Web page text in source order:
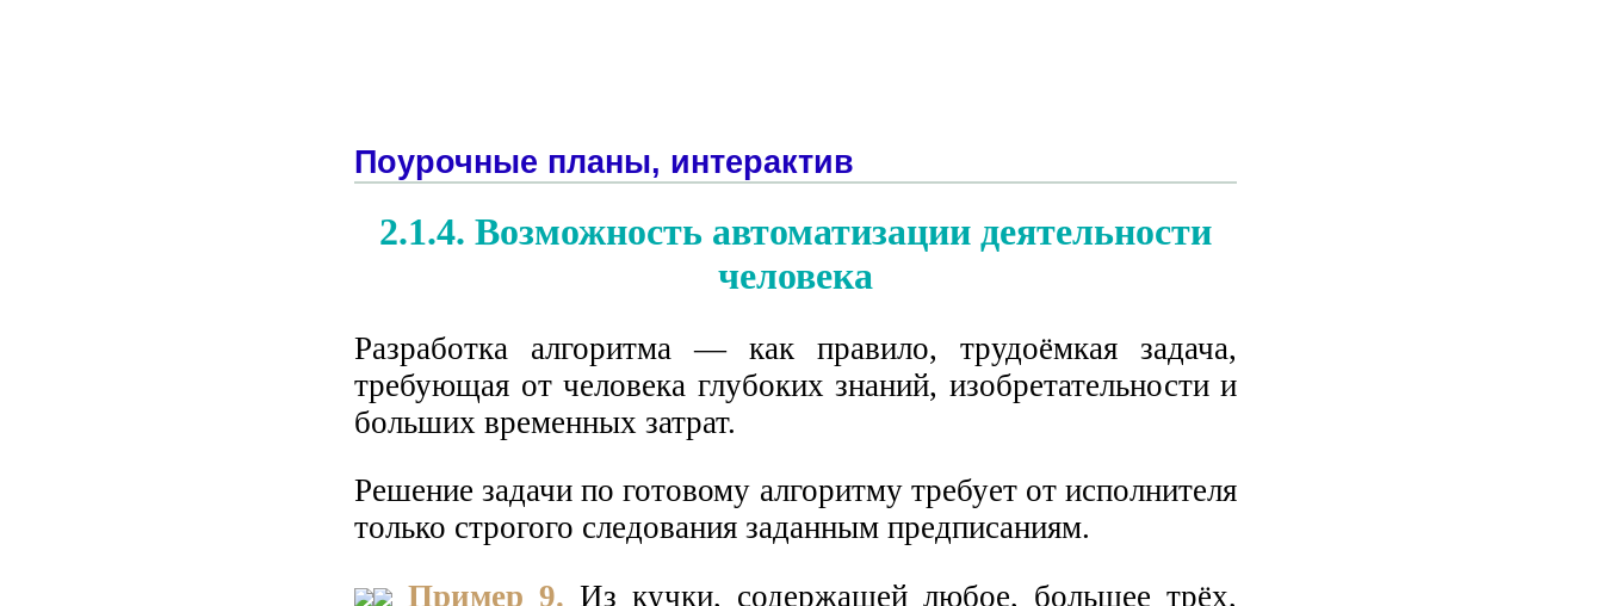
Поурочные планы, интерактив
2.1.4. Возможность автоматизации деятельности
человека
Разработка алгоритма — как правило, трудоёмкая задача,
требующая от человека глубоких знаний, изобретательности и
больших временных затрат.
Решение задачи по готовому алгоритму требует от исполнителя
только строгого следования заданным предписаниям.
Пример 9. Из кучки, содержащей любое, большее трёх,